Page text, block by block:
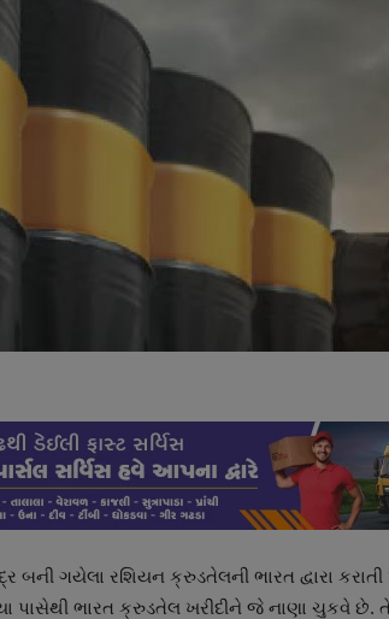
ગયેલા રશિયન ક્રુડતેલની ભારત દ્વારા કરાતી
પાસેથી ભારત ક્રુડતેલ ખરીદીને જે નાણા ચુકવે છે.